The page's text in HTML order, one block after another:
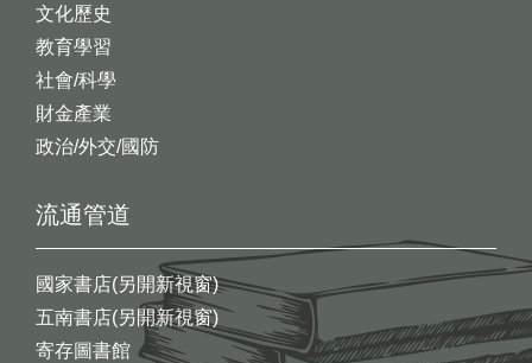
文化歷史
教育學習
社會/科學
財金產業
政治/外交/國防
流通管道
國家書店(另開新視窗)
五南書店(另開新視窗)
寄存圖書館